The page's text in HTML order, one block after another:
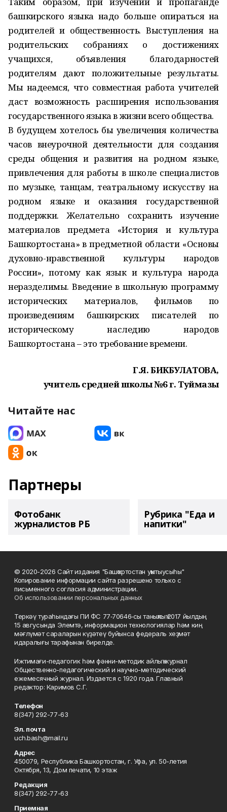
башкирского языка надо больше опираться на
родителей и общественность. Выступления на
родительских собраниях о достижениях
учащихся, объявления благодарностей
родителям дают положительные результаты.
Мы надеемся, что совместная работа учителей
даст возможность расширения использования
государственного языка в жизни всего общества.
В будущем хотелось бы увеличения количества
часов внеурочной деятельности для создания
среды общения и развития на родном языке,
привлечения для работы в школе специалистов
по музыке, танцам, театральному искусству на
родном языке и оказания государственной
поддержки. Желательно сохранить изучение
материалов предмета «История и культура
Башкортостана» в предметной области «Основы
духовно-нравственной культуры народов
России», потому как язык и культура народа
неразделимы. Введение в школьную программу
исторических материалов, фильмов по
произведениям башкирских писателей по
историческому наследию народов
Башкортостана – это требование времени.
Г.Я. БИКБУЛАТОВА,
учитель средней школы №6 г. Туймазы
Читайте нас
Партнеры
Фотобанк
журналистов РБ
Рубрика "Еда и
напитки"
© 2020-2026 Сайт издания "Башҡортостан уҡытыусыһы"
Копирование информации сайта разрешено только с
письменного согласия администрации.
Об использовании персональных данных
Теркәү тураһындағы ПИ ФС 77‑70646‑сы таныҡлыҡ 2017 йылдың
15 авгусында Элемтә, информацион технологиялар һәм киң
мәғлүмәт сараларын күҙәтеү буйынса федераль хеҙмәт
идаралығы тарафынан бирелде.
Ижтимағи-педагогик һәм фәнни-методик айлыҡ журнал
Общественно-педагогический и научно-методический
ежемесячный журнал. Издается с 1920 года. Главный
редактор: Каримов С.Г.
Телефон
8(347) 292-77-63
Эл. почта
uch.bash@mail.ru
Адрес
450079, Республика Башкортостан, г. Уфа, ул. 50-летия
Октября, 13, Дом печати, 10 этаж
Редакция
8(347) 292-77-63
Приемная